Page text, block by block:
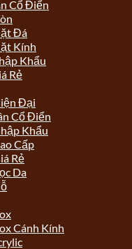
Cổ Điển
Đá
Kính
Khẩu
Rẻ
Đại
Cổ Điển
Khẩu
Cấp
Rẻ
Da
Cánh Kính